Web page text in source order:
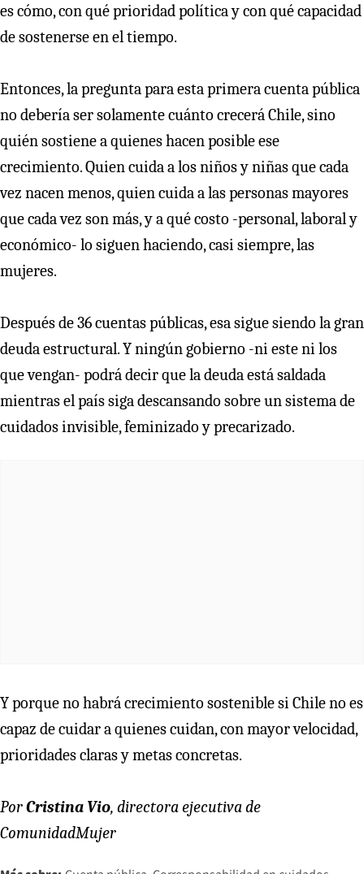
es cómo, con qué prioridad política y con qué capacidad
de sostenerse en el tiempo.
Entonces, la pregunta para esta primera cuenta pública
no debería ser solamente cuánto crecerá Chile, sino
quién sostiene a quienes hacen posible ese
crecimiento. Quien cuida a los niños y niñas que cada
vez nacen menos, quien cuida a las personas mayores
que cada vez son más, y a qué costo -personal, laboral y
económico- lo siguen haciendo, casi siempre, las
mujeres.
Después de 36 cuentas públicas, esa sigue siendo la gran
deuda estructural. Y ningún gobierno -ni este ni los
que vengan- podrá decir que la deuda está saldada
mientras el país siga descansando sobre un sistema de
cuidados invisible, feminizado y precarizado.
Y porque no habrá crecimiento sostenible si Chile no es
capaz de cuidar a quienes cuidan, con mayor velocidad,
prioridades claras y metas concretas.
PorCristina Vio, directora ejecutiva de
ComunidadMujer